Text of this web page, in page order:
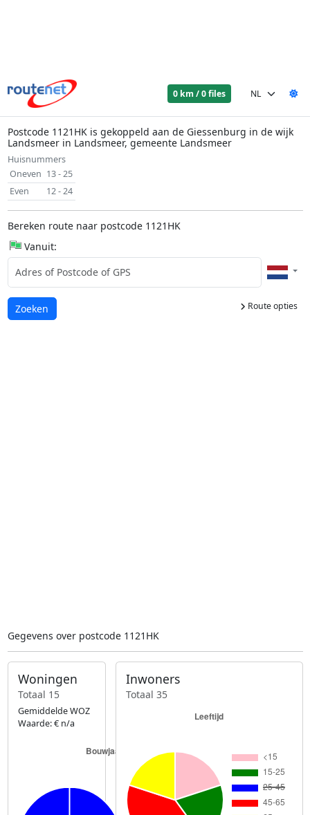
0 km / 0 files
Postcode 1121HK is gekoppeld aan de Giessenburg in de wijk
Landsmeer in Landsmeer, gemeente Landsmeer
Huisnummers
Oneven 13 - 25
Even
12 - 24
Bereken route naar postcode 1121HK
Vanuit:
Route opties
Laden...
Zoeken
Gegevens over postcode 1121HK
Woningen
Totaal 15
Gemiddelde WOZ
Waarde: € n/a
Inwoners
Totaal 35